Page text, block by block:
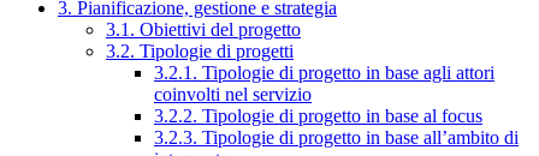
3. Pianificazione, gestione e strategia
3.1. Obiettivi del progetto
3.2. Tipologie di progetti
3.2.1. Tipologie di progetto in base agli attori
coinvolti nel servizio
3.2.2. Tipologie di progetto in base al focus
3.2.3. Tipologie di progetto in base all’ambito di